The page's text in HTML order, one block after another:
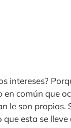
intereses?
común que
le son propios.
esta se lleve